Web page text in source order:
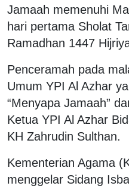
Jamaah memenuhi
hari pertama Sholat
Ramadhan 1447
Penceramah pada
Umum YPI Al Azhar
“Menyapa Jamaah”
Ketua YPI Al Azhar
KH Zahrudin Sulthan.
Kementerian Agama
menggelar Sidang